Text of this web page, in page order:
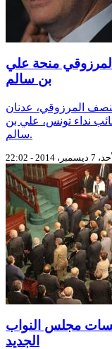
منحة علي
بن سالم
المرزوقي، عدنان
نداء تونس، علي بن
سالم.
2014 - 22:02
مجلس النواب
الجديد